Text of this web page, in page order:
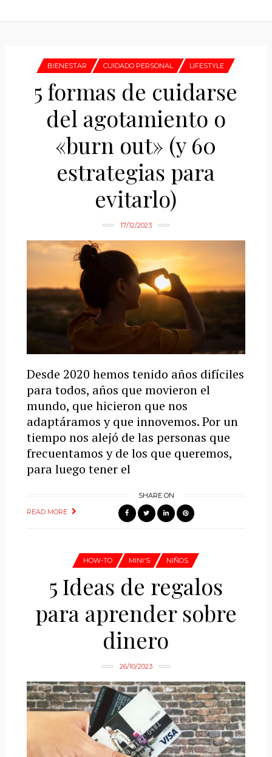
BIENESTAR CUIDADO PERSONAL LIFESTYLE
5 formas de cuidarse
del agotamiento o
«burn out» (y 60
estrategias para
evitarlo)
17/12/2023
Desde 2020 hemos tenido años difíciles
para todos, años que movieron el
mundo, que hicieron que nos
adaptáramos y que innovemos. Por un
tiempo nos alejó de las personas que
frecuentamos y de los que queremos,
para luego tener el
READ MORE
SHARE ON
HOW-TO MINI'S NIÑOS
5 Ideas de regalos
para aprender sobre
dinero
26/10/2023